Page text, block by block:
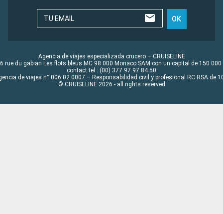
TU EMAIL OK
Agencia de viajes especializada crucero – CRUISELINE
rue du gabian Les flots bleus MC 98 000 Monaco SAM con un capital de 150 000
contact tel : (00) 377 97 97 84 50
de viajes n° 006 02 0007 – Responsabilidad civil y profesional RC RSA de
© CRUISELINE 2026 - all rights reserved